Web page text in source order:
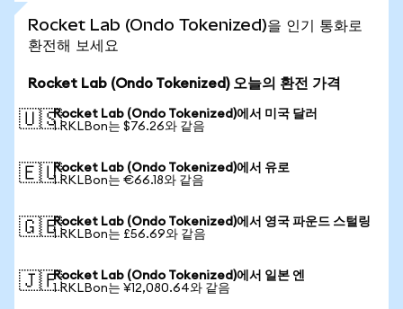
Rocket Lab (Ondo Tokenized)을 인기 통화로
환전해 보세요
Rocket Lab (Ondo Tokenized) 오늘의 환전 가격
🇺🇸Rocket Lab (Ondo Tokenized)에서 미국 달러
1 RKLBon는 $76.26와 같음
🇪🇺Rocket Lab (Ondo Tokenized)에서 유로
1 RKLBon는 €66.18와 같음
🇬🇧Rocket Lab (Ondo Tokenized)에서 영국 파운드 스털링
1 RKLBon는 £56.69와 같음
🇯🇵Rocket Lab (Ondo Tokenized)에서 일본 엔
1 RKLBon는 ¥12,080.64와 같음